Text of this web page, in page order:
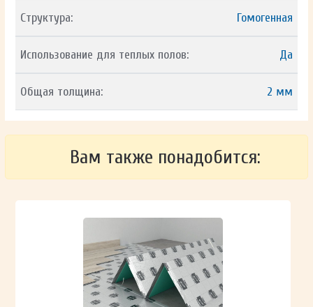
Структура: Гомогенная
Использование для теплых полов: Да
Общая толщина: 2 мм
Вам также понадобится: